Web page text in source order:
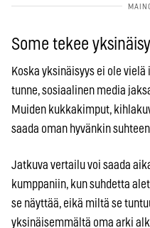
Some tekee
Koska yksinäisyys ei ole
tunne, sosiaalinen media
Muiden kukkakimput,
saada oman hyvänkin
Jatkuva vertailu voi saada
kumppaniin, kun suhdetta
se näyttää, eikä miltä se
yksinäisemmältä oma arki